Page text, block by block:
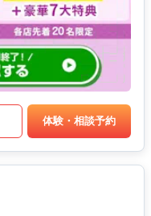
体験・相談予約